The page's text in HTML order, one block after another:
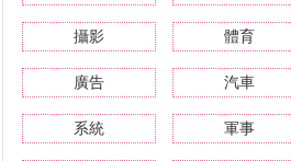
攝影 體育
廣告 汽車
系統 軍事